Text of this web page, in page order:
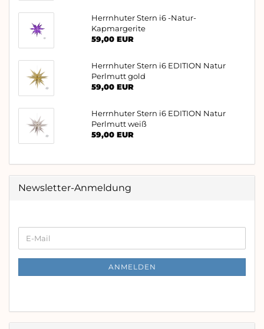
Herrnhuter Stern i6 -Natur-
Kapmargerite
59,00 EUR
Herrnhuter Stern i6 EDITION Natur
Perlmutt gold
59,00 EUR
Herrnhuter Stern i6 EDITION Natur
Perlmutt weiß
59,00 EUR
Newsletter-Anmeldung
ZUR
E-
Mail
ANMELDEN